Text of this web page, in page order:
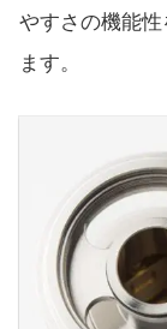
やすさの機能
ます。